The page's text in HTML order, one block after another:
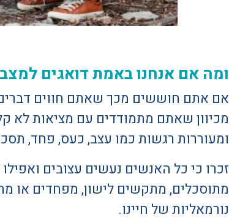
ומה אם אנחנו באמת דואגים
אם אתם חוששים מכך שאתם חווים
מכיוון שאתם מתמודדים עם מציאות לא
ומעוררות רגשות כמו עצב, כעס, פחד,
זכרו כי כל האנשים נעשים עצובים
מתוסכלים, מתקשים לישון, מפחדים או
נורמאליות של חיינו.